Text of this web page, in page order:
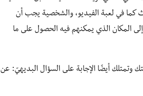
في لعبة الفيديو، والشخصية يجب أن
المكان الذي يمكنهم فيه الحصول على ما
وتمتلك أيضًا الإجابة على السؤال البديهيّ: عن